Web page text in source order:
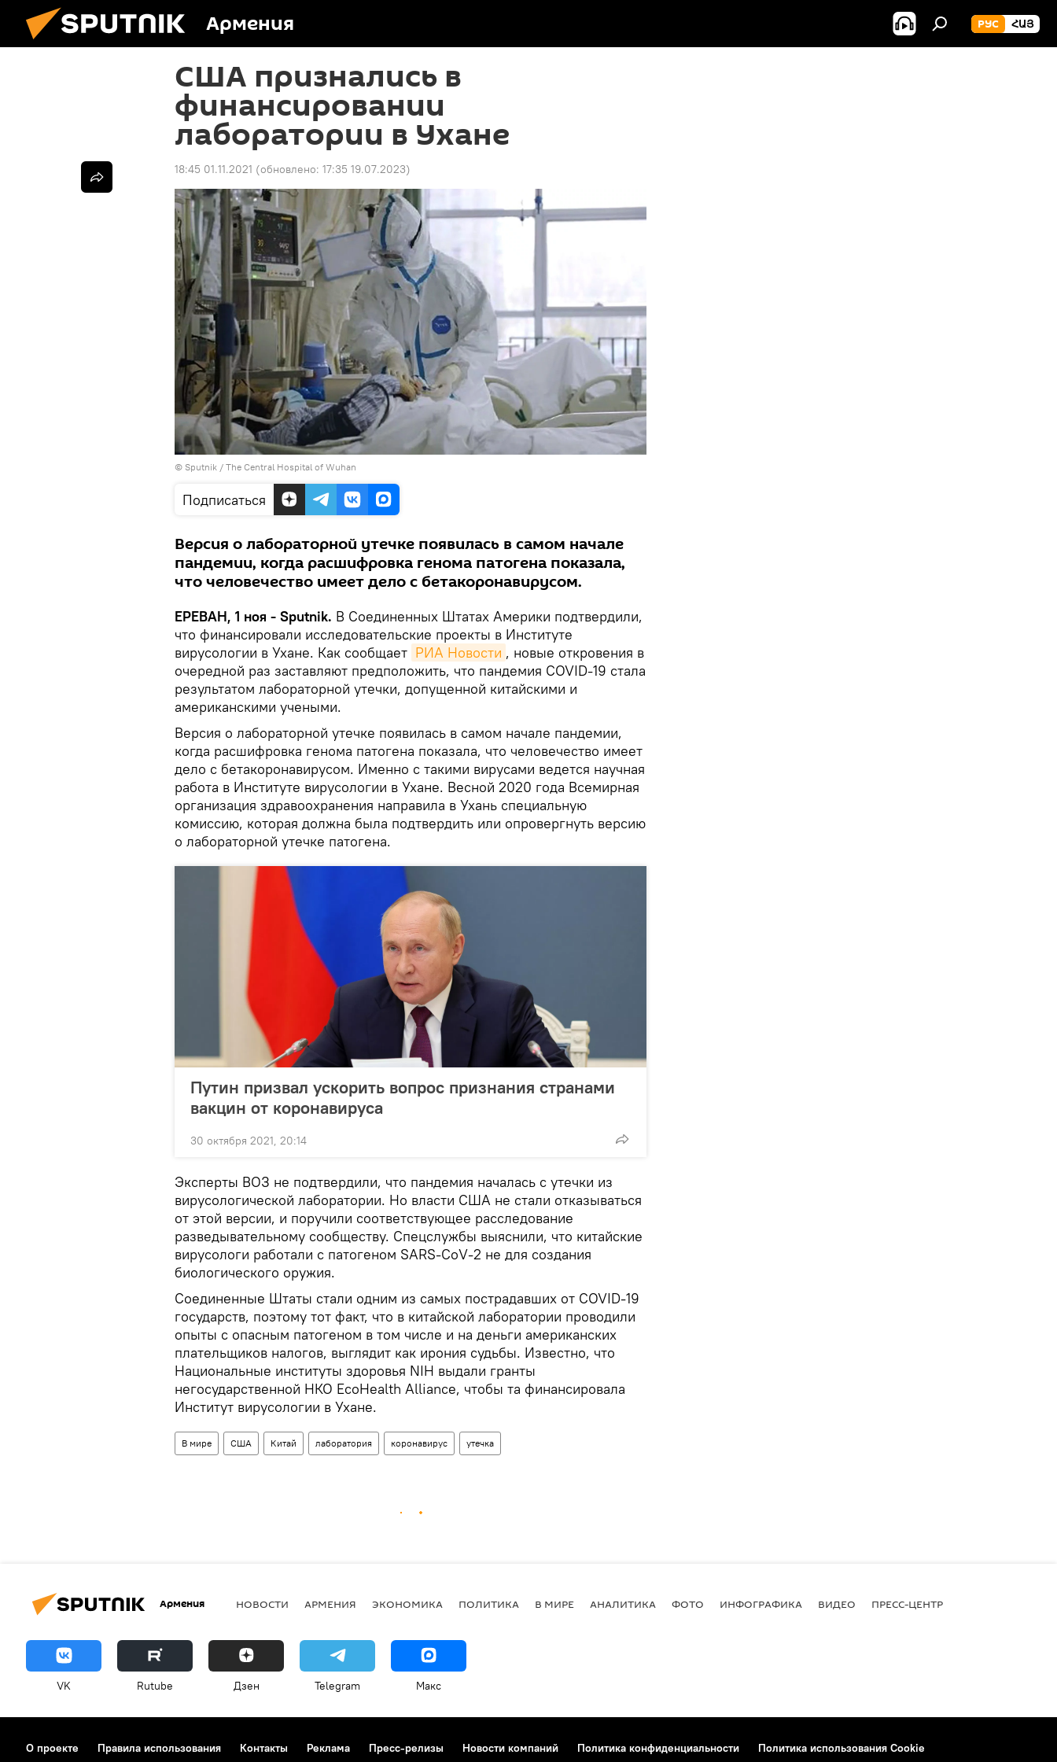
Армения РУС ՀԱՅ
США признались в
финансировании
лаборатории в Ухане
18:45 01.11.2021 (обновлено: 17:35 19.07.2023)
© Sputnik / The Central Hospital of Wuhan
Подписаться
Версия о лабораторной утечке появилась в самом начале
пандемии, когда расшифровка генома патогена показала,
что человечество имеет дело с бетакоронавирусом.
ЕРЕВАН, 1 ноя - Sputnik. В Соединенных Штатах Америки подтвердили,
что финансировали исследовательские проекты в Институте
вирусологии в Ухане. Как сообщает РИА Новости , новые откровения в
очередной раз заставляют предположить, что пандемия COVID-19 стала
результатом лабораторной утечки, допущенной китайскими и
американскими учеными.
Версия о лабораторной утечке появилась в самом начале пандемии,
когда расшифровка генома патогена показала, что человечество имеет
дело с бетакоронавирусом. Именно с такими вирусами ведется научная
работа в Институте вирусологии в Ухане. Весной 2020 года Всемирная
организация здравоохранения направила в Ухань специальную
комиссию, которая должна была подтвердить или опровергнуть версию
о лабораторной утечке патогена.
Путин призвал ускорить вопрос признания странами
вакцин от коронавируса
30 октября 2021, 20:14
Эксперты ВОЗ не подтвердили, что пандемия началась с утечки из
вирусологической лаборатории. Но власти США не стали отказываться
от этой версии, и поручили соответствующее расследование
разведывательному сообществу. Спецслужбы выяснили, что китайские
вирусологи работали с патогеном SARS-CoV-2 не для создания
биологического оружия.
Соединенные Штаты стали одним из самых пострадавших от COVID-19
государств, поэтому тот факт, что в китайской лаборатории проводили
опыты с опасным патогеном в том числе и на деньги американских
плательщиков налогов, выглядит как ирония судьбы. Известно, что
Национальные институты здоровья NIH выдали гранты
негосударственной НКО EcoHealth Alliance, чтобы та финансировала
Институт вирусологии в Ухане.
В мире США Китай лаборатория коронавирус утечка
Армения НОВОСТИ АРМЕНИЯ ЭКОНОМИКА ПОЛИТИКА В МИРЕ АНАЛИТИКА ФОТО ИНФОГРАФИКА ВИДЕО ПРЕСС-ЦЕНТР
VK Rutube Дзен Telegram Макс
О проекте Правила использования Контакты Реклама Пресс-релизы Новости компаний Политика конфиденциальности
Политика использования Cookie